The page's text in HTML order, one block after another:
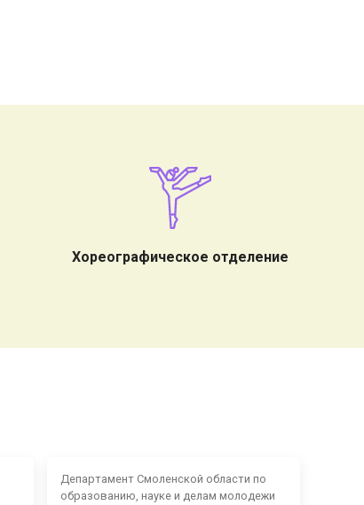
Хореографическое отделение
Департамент Смоленской области по
образованию, науке и делам молодежи